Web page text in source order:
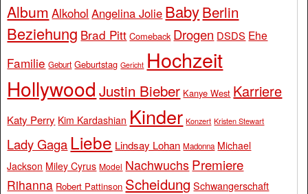
Album Alkohol Angelina Jolie BabyBerlin
Beziehung Brad Pitt Comeback Drogen DSDS Ehe
Familie Geburt Geburtstag Gericht Hochzeit
Hollywood Justin Bieber Kanye West Karriere
Katy Perry Kim Kardashian Kinder Konzert Kristen Stewart
Lady Gaga Liebe Lindsay Lohan Madonna Michael
Jackson Miley Cyrus Model Nachwuchs Premiere
Rihanna Robert Pattinson Scheidung Schwangerschaft